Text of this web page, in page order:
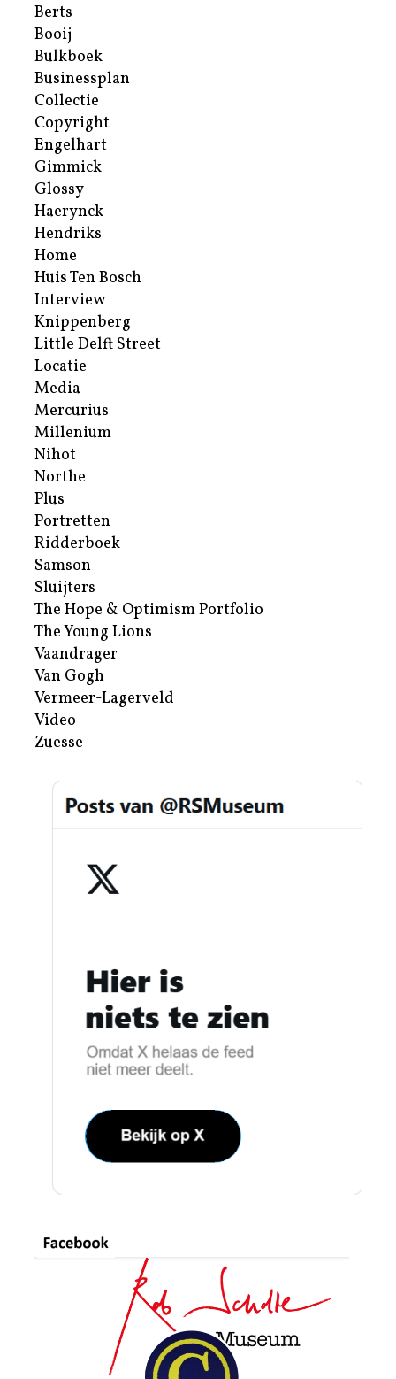
Berts
Booij
Bulkboek
Businessplan
Collectie
Copyright
Engelhart
Gimmick
Glossy
Haerynck
Hendriks
Home
Huis Ten Bosch
Interview
Knippenberg
Little Delft Street
Locatie
Media
Mercurius
Millenium
Nihot
Northe
Plus
Portretten
Ridderboek
Samson
Sluijters
The Hope & Optimism Portfolio
The Young Lions
Vaandrager
Van Gogh
Vermeer-Lagerveld
Video
Zuesse